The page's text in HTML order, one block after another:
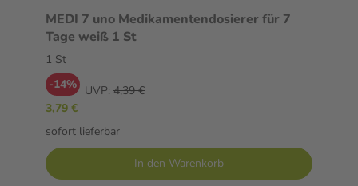
MEDI 7 uno Medikamentendosierer für 7
Tage weiß 1 St
1 St
-14% UVP: 4,39 €
3,79 €
sofort lieferbar
In den Warenkorb